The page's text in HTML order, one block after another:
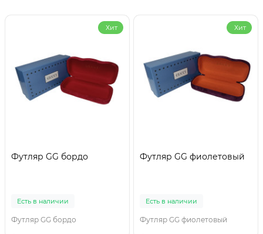
Хит
Футляр GG бордо
Есть в наличии
Футляр GG бордо
Хит
Футляр GG фиолетовый
Есть в наличии
Футляр GG фиолетовый